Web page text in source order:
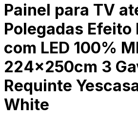
Painel para TV
Polegadas Efeito
com LED 100%
224x250cm 3
Requinte
White